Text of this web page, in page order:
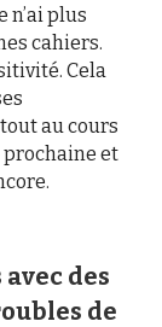
n’ai plus
cahiers.
Cela
au cours
prochaine et
des
de